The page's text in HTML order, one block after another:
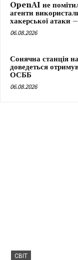
OpenAI не
агенти
хакерської атаки
06.08.2026
Сонячна станція
доведеться
ОСББ
06.08.2026
СВІТ